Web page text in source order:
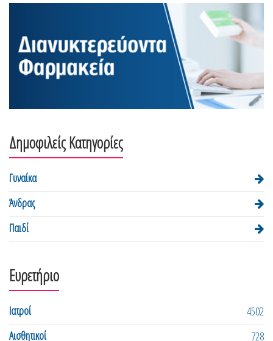
Δημοφιλείς Κατηγορίες
Γυναίκα
Άνδρας
Παιδί
Ευρετήριο
Ιατροί
4502
Αισθητικοί
728